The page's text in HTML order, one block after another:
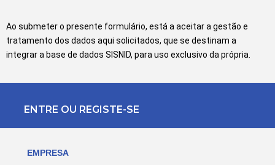
Ao submeter o presente formulário, está a aceitar a gestão e
tratamento dos dados aqui solicitados, que se destinam a
integrar a base de dados SISNID, para uso exclusivo da própria.
ENTRE OU REGISTE-SE
EMPRESA